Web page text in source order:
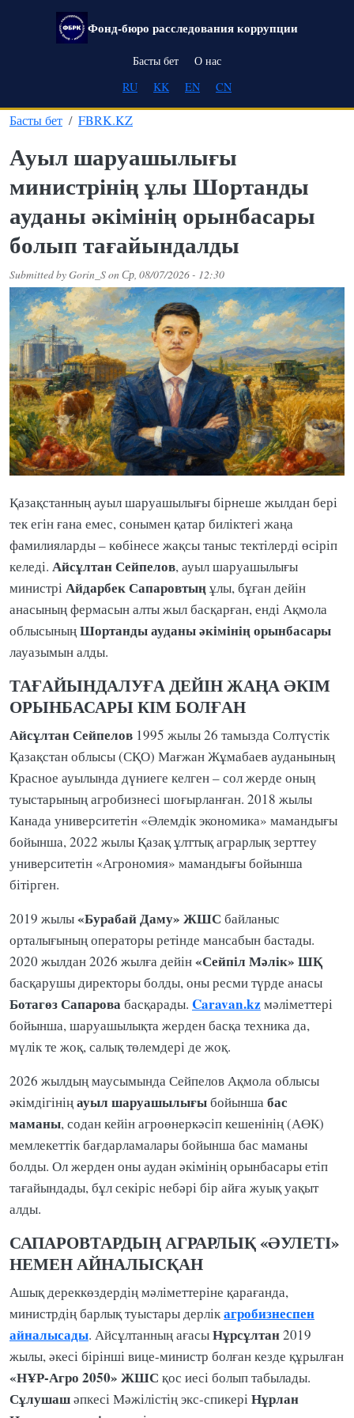
Skip to main content
Фонд-бюро расследования коррупции
Main navigation
Басты бет
О нас
RU
KK EN CN
Басты бет FBRK.KZ
Ауыл шаруашылығы
министрінің ұлы Шортанды
ауданы әкімінің орынбасары
болып тағайындалды
Submitted byGorin_SonСр, 08/07/2026 - 12:30
Қазақстанның ауыл шаруашылығы бірнеше жылдан бері
тек егін ғана емес, сонымен қатар биліктегі жаңа
фамилияларды – көбінесе жақсы таныс тектілерді өсіріп
келеді. Айсұлтан Сейпелов, ауыл шаруашылығы
министріАйдарбек Сапаровтыңұлы, бұған дейін
анасының фермасын алты жыл басқарған, енді Ақмола
облысыныңШортанды ауданы әкімінің орынбасары
лауазымын алды.
ТАҒАЙЫНДАЛУҒА ДЕЙІН ЖАҢА ӘКІМ
ОРЫНБАСАРЫ КІМ БОЛҒАН
Айсұлтан Сейпелов 1995 жылы 26 тамызда Солтүстік
Қазақстан облысы (СҚО) Мағжан Жұмабаев ауданының
Красное ауылында дүниеге келген – сол жерде оның
туыстарының агробизнесі шоғырланған. 2018 жылы
Канада университетін «Әлемдік экономика» мамандығы
бойынша, 2022 жылы Қазақ ұлттық аграрлық зерттеу
университетін «Агрономия» мамандығы бойынша
бітірген.
2019 жылы«Бурабай Даму» ЖШС байланыс
орталығының операторы ретінде мансабын бастады.
2020 жылдан 2026 жылға дейін«Сейпіл Мәлік» ШҚ
басқарушы директоры болды, оны ресми түрде анасы
Ботагөз Сапаровабасқарады. Caravan.kzмәліметтері
бойынша, шаруашылықта жерден басқа техника да,
мүлік те жоқ, салық төлемдері де жоқ.
2026 жылдың маусымында Сейпелов Ақмола облысы
әкімдігініңауыл шаруашылығыбойыншабас
маманы, содан кейін агроөнеркәсіп кешенінің (АӨК)
мемлекеттік бағдарламалары бойынша бас маманы
болды. Ол жерден оны аудан әкімінің орынбасары етіп
тағайындады, бұл секіріс небәрі бір айға жуық уақыт
алды.
САПАРОВТАРДЫҢ АГРАРЛЫҚ «ӘУЛЕТІ»
НЕМЕН АЙНАЛЫСҚАН
Ашық дереккөздердің мәліметтеріне қарағанда,
министрдің барлық туыстары дерлікагробизнеспен
айналысады. Айсұлтанның ағасыНұрсұлтан2019
жылы, әкесі бірінші вице-министр болған кезде құрылған
«НҰР-Агро 2050» ЖШС қос иесі болып табылады.
Сұлушашәпкесі Мәжілістің экс-спикеріНұрлан